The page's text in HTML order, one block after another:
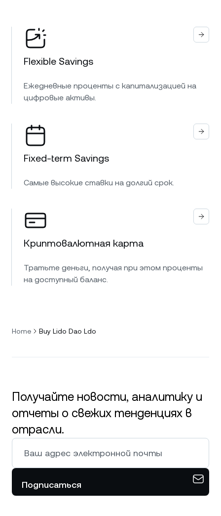
Flexible Savings
Ежедневные проценты с капитализацией на
цифровые активы.
Fixed-term Savings
Самые высокие ставки на долгий срок.
Криптовалютная карта
Тратьте деньги, получая при этом проценты
на доступный баланс.
Home Buy Lido Dao Ldo
Получайте новости, аналитику и
отчеты о свежих тенденциях в
отрасли.
Подписаться